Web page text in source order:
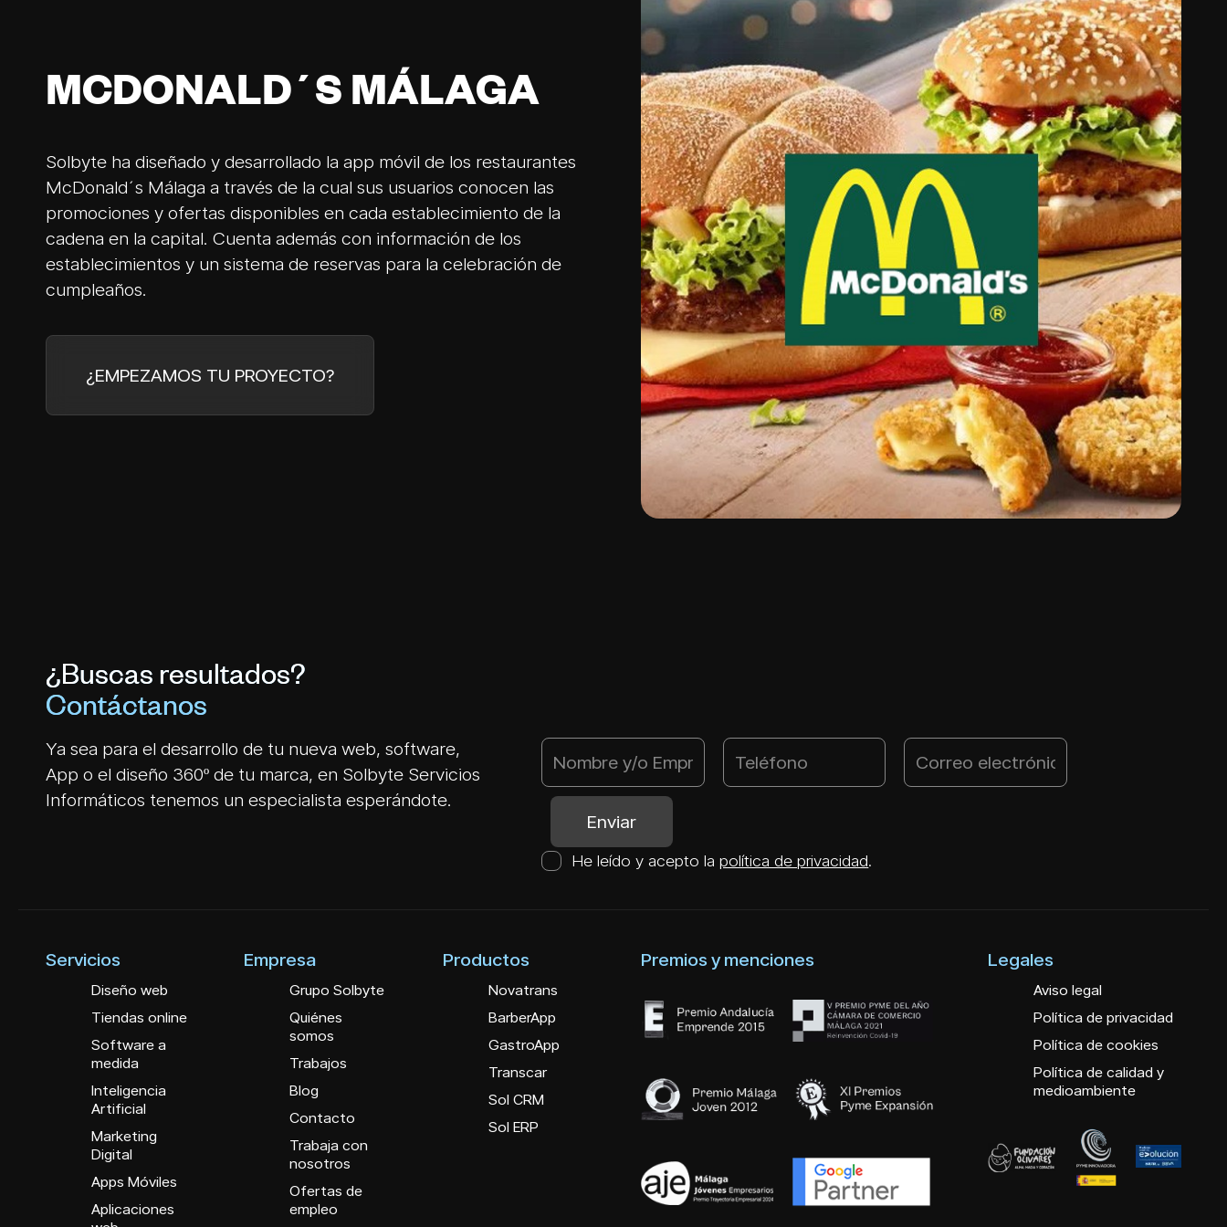
MCDONALD´S MÁLAGA
Solbyte ha diseñado y desarrollado la app móvil de los restaurantes
McDonald´s Málaga a través de la cual sus usuarios conocen las
promociones y ofertas disponibles en cada establecimiento de la
cadena en la capital. Cuenta además con información de los
establecimientos y un sistema de reservas para la celebración de
cumpleaños.
¿EMPEZAMOS TU PROYECTO?
¿Buscas resultados?
Contáctanos
Ya sea para el desarrollo de tu nueva web, software,
App o el diseño 360º de tu marca, en Solbyte Servicios
Informáticos tenemos un especialista esperándote.
He leído y acepto lapolítica de privacidad.
Servicios
Diseño web
Tiendas online
Software a
medida
Inteligencia
Artificial
Marketing
Digital
Apps Móviles
Aplicaciones
Empresa
Grupo Solbyte
Quiénes
somos
Trabajos
Blog
Contacto
Trabaja con
nosotros
Ofertas de
empleo
Productos
Novatrans
BarberApp
GastroApp
Transcar
Sol CRM
Sol ERP
Premios y menciones Legales
Aviso legal
Política de privacidad
Política de cookies
Política de calidad y
medioambiente